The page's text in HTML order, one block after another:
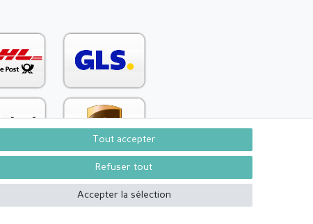
Rétracter le contrat ici Contact
Tout accepter
Refuser tout
Accepter la sélection